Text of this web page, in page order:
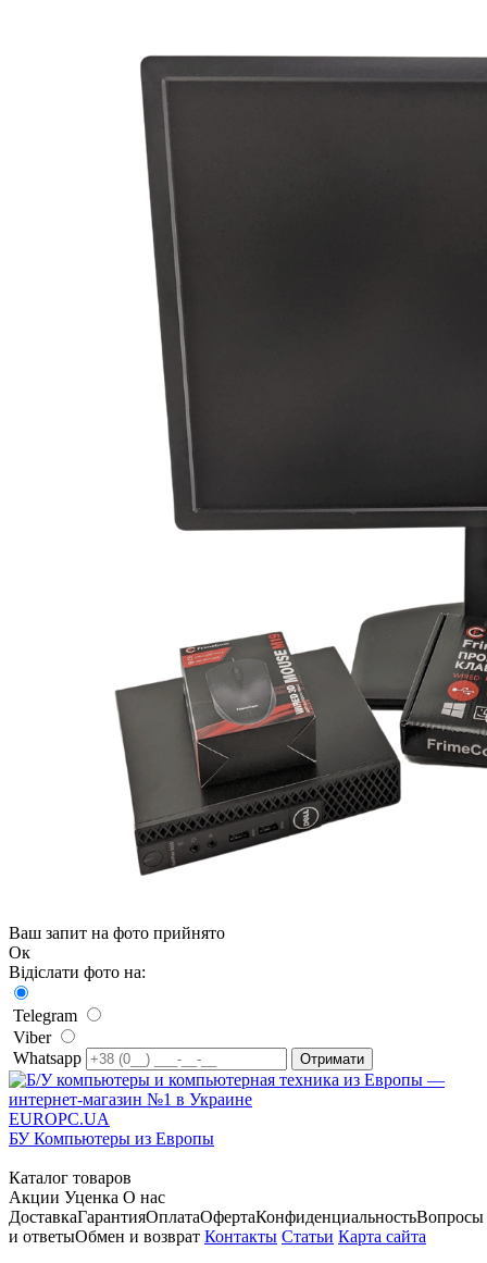
Ваш запит на фото прийнято
Ок
Відіслати фото на:
Telegram
Viber
Whatsapp
EUROPC.UA
БУ Компьютеры из Европы
Каталог товаров
Акции Уценка О нас
ДоставкаГарантияОплатаОфертаКонфиденциальностьВопросы
и ответыОбмен и возврат Контакты Статьи Карта сайта